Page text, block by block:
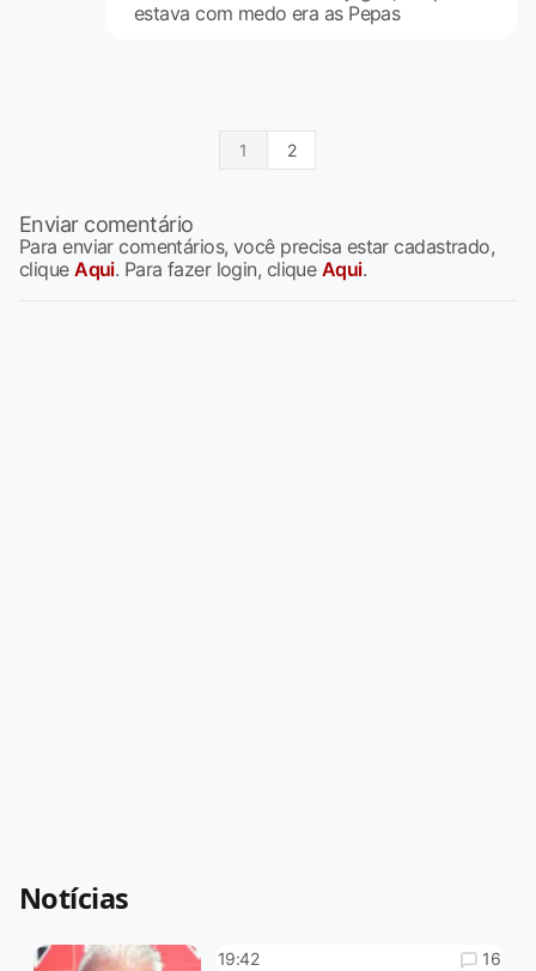
estava com medo era as Pepas
1 2
Enviar comentário
Para enviar comentários, você precisa estar cadastrado,
cliqueAqui. Para fazer login, clique Aqui.
Notícias
19:42 16